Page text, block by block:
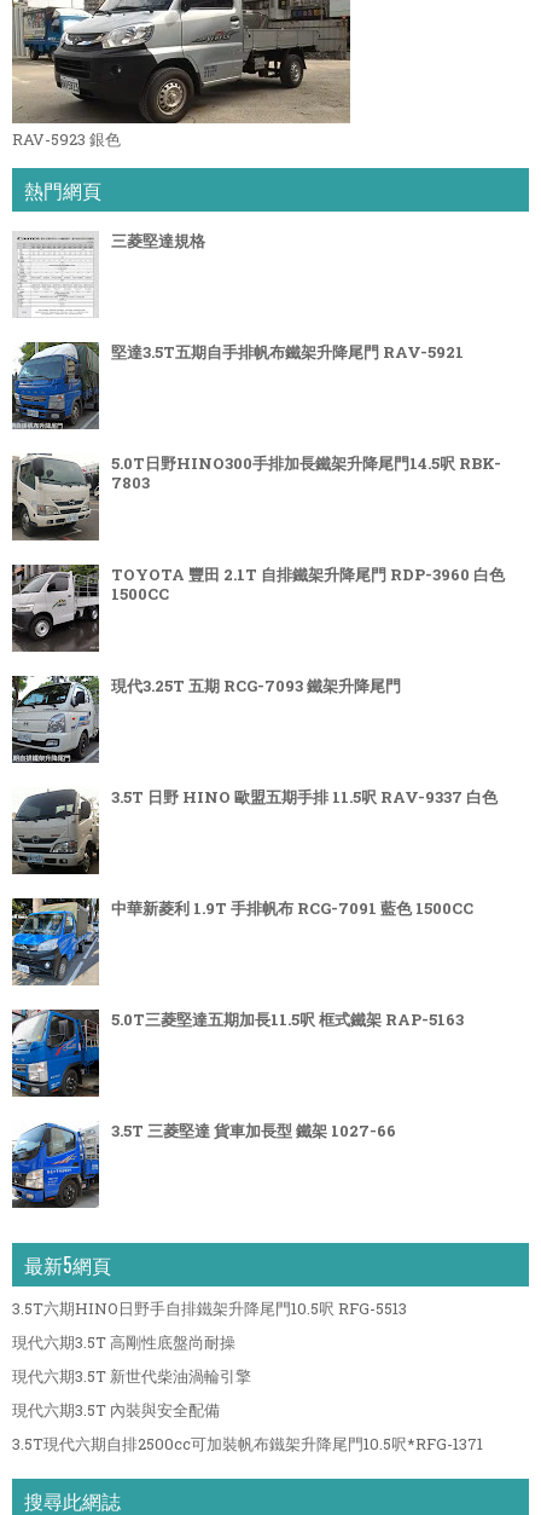
RAV-5923 銀色
熱門網頁
三菱堅達規格
堅達3.5T五期自手排帆布鐵架升降尾門 RAV-5921
5.0T日野HINO300手排加長鐵架升降尾門14.5呎 RBK-
7803
TOYOTA 豐田 2.1T 自排鐵架升降尾門 RDP-3960 白色
1500CC
現代3.25T 五期 RCG-7093 鐵架升降尾門
3.5T 日野 HINO 歐盟五期手排 11.5呎 RAV-9337 白色
中華新菱利 1.9T 手排帆布 RCG-7091 藍色 1500CC
5.0T三菱堅達五期加長11.5呎 框式鐵架 RAP-5163
3.5T 三菱堅達 貨車加長型 鐵架 1027-66
最新5網頁
3.5T六期HINO日野手自排鐵架升降尾門10.5呎 RFG-5513
現代六期3.5T 高剛性底盤尚耐操
現代六期3.5T 新世代柴油渦輪引擎
現代六期3.5T 內裝與安全配備
3.5T現代六期自排2500cc可加裝帆布鐵架升降尾門10.5呎*RFG-1371
搜尋此網誌